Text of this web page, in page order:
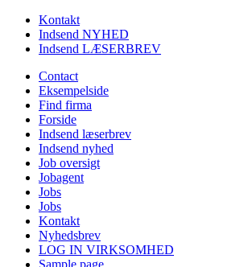
Kontakt
Indsend NYHED
Indsend LÆSERBREV
Contact
Eksempelside
Find firma
Forside
Indsend læserbrev
Indsend nyhed
Job oversigt
Jobagent
Jobs
Jobs
Kontakt
Nyhedsbrev
LOG IN VIRKSOMHED
Sample page